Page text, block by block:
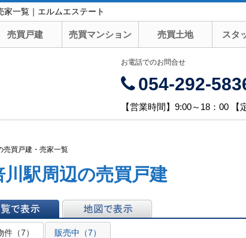
一覧｜エルムエステート
売買戸建 売買マンション 売買土地 スタ
お電話でのお問合せ
054-292-
【営業時間】9:00～18：00 【
売買戸建・売家一覧
川駅周辺の売買戸建
示
地図で表示
件（7）
販売中（7）